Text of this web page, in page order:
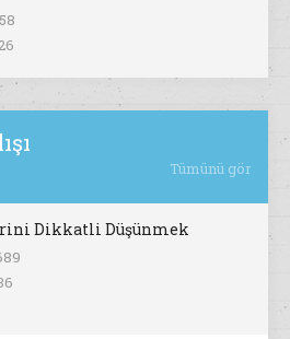
Tümünü gör
Dikkatli Düşünmek